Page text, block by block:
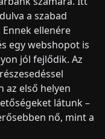
a szabad
ellenére
egy webshopot is
jól fejlődik. Az
az első helyen
látunk –
nő, mint a